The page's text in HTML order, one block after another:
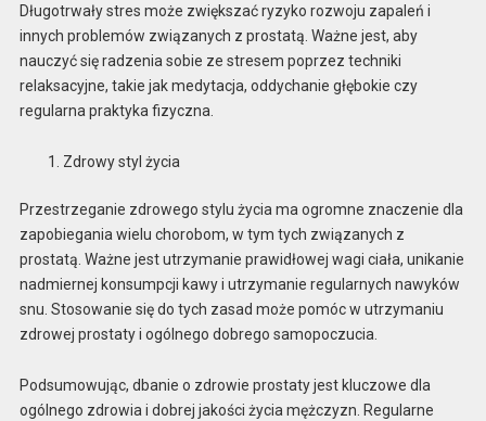
Długotrwały stres może zwiększać ryzyko rozwoju zapaleń i
innych problemów związanych z prostatą. Ważne jest, aby
nauczyć się radzenia sobie ze stresem poprzez techniki
relaksacyjne, takie jak medytacja, oddychanie głębokie czy
regularna praktyka fizyczna.
Zdrowy styl życia
Przestrzeganie zdrowego stylu życia ma ogromne znaczenie dla
zapobiegania wielu chorobom, w tym tych związanych z
prostatą. Ważne jest utrzymanie prawidłowej wagi ciała, unikanie
nadmiernej konsumpcji kawy i utrzymanie regularnych nawyków
snu. Stosowanie się do tych zasad może pomóc w utrzymaniu
zdrowej prostaty i ogólnego dobrego samopoczucia.
Podsumowując, dbanie o zdrowie prostaty jest kluczowe dla
ogólnego zdrowia i dobrej jakości życia mężczyzn. Regularne